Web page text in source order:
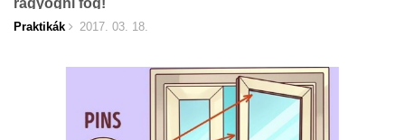
Praktikák 2017. 03. 18.